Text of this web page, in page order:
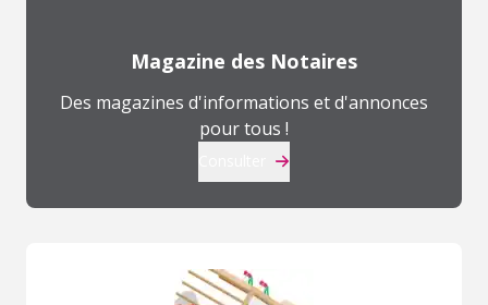
Magazine des Notaires
Des magazines d'informations et d'annonces
pour tous !